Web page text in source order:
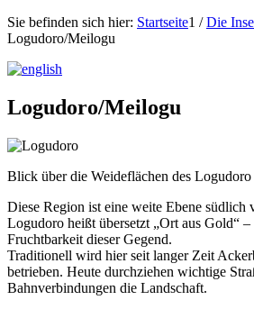
Sie befinden sich hier: Startseite1 / Die
Logudoro/Meilogu
Logudoro/Meilogu
Blick über die Weideflächen des Logudoro
Diese Region ist eine weite Ebene südlich
Logudoro heißt übersetzt „Ort aus Gold“
Fruchtbarkeit dieser Gegend.
Traditionell wird hier seit langer Zeit
betrieben. Heute durchziehen wichtige
Bahnverbindungen die Landschaft.